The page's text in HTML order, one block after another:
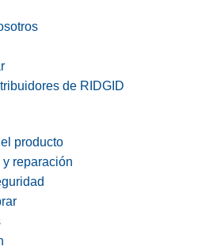
de RIDGID
producto
reparación